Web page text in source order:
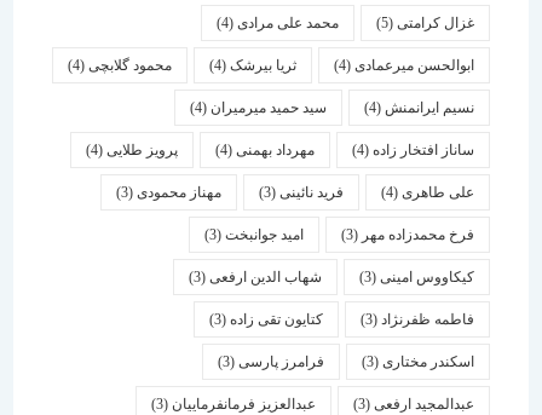
غزال کرامتی(5) محمد علی مرادی(4)
ابوالحسن میرعمادی(4) ثریا بیرشک(4) محمود گلابچی(4)
نسیم ایرانمنش(4) سید حمید میرمیران(4)
ساناز افتخار زاده(4) مهرداد بهمنی (4) پرویز طلایی(4)
علی طاهری(4) فرید نائینی(3) مهناز محمودی(3)
فرخ محمدزاده مهر(3) امید جوانبخت(3)
کیکاووس امینی(3) شهاب الدین ارفعی(3)
فاطمه ظفرنژاد(3) کتایون تقی زاده(3)
اسكندر مختاری (3) فرامرز پارسی(3)
عبدالمجید ارفعی(3) عبدالعزیز فرمانفرماییان(3)